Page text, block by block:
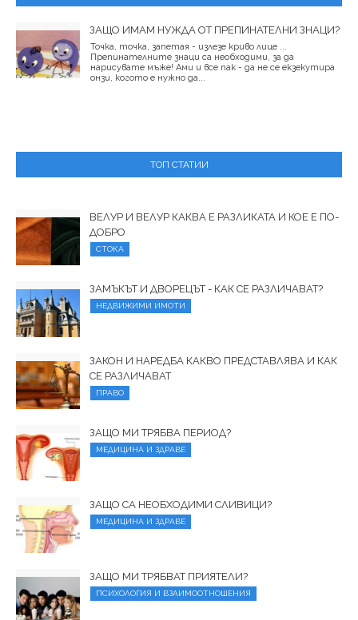
ЗАЩО ИМАМ НУЖДА ОТ ПРЕПИНАТЕЛНИ ЗНАЦИ?
Точка, точка, запетая - излезе криво лице ...
Препинателните знаци са необходими, за да
нарисувате мъже! Ами и все пак - да не се екзекутира
онзи, когото е нужно да...
ТОП СТАТИИ
ВЕЛУР И ВЕЛУР КАКВА Е РАЗЛИКАТА И КОЕ Е ПО-
ДОБРО
СТОКА
ЗАМЪКЪТ И ДВОРЕЦЪТ - КАК СЕ РАЗЛИЧАВАТ?
НЕДВИЖИМИ ИМОТИ
ЗАКОН И НАРЕДБА КАКВО ПРЕДСТАВЛЯВА И КАК
СЕ РАЗЛИЧАВАТ
ПРАВО
ЗАЩО МИ ТРЯБВА ПЕРИОД?
МЕДИЦИНА И ЗДРАВЕ
ЗАЩО СА НЕОБХОДИМИ СЛИВИЦИ?
МЕДИЦИНА И ЗДРАВЕ
ЗАЩО МИ ТРЯБВАТ ПРИЯТЕЛИ?
ПСИХОЛОГИЯ И ВЗАИМООТНОШЕНИЯ